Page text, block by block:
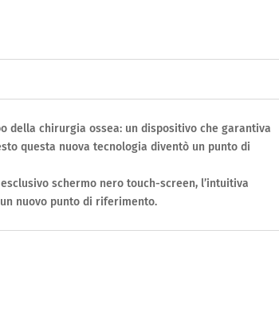
della chirurgia ossea: un dispositivo che garantiva
questa nuova tecnologia diventò un punto di
schermo nero touch-screen, l’intuitiva
nuovo punto di riferimento.